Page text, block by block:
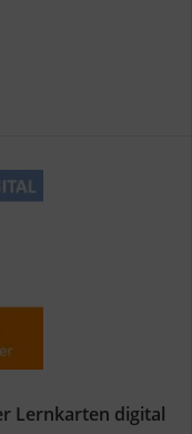
Lernkarten digital